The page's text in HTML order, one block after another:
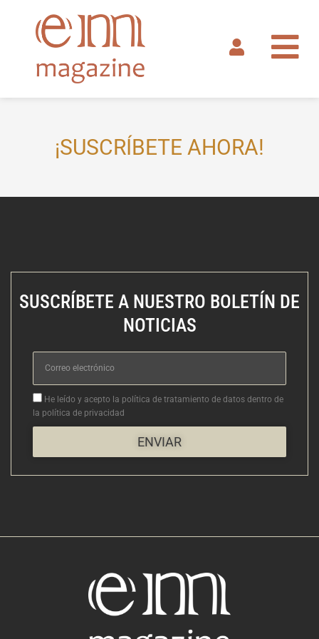
contenido
¡SUSCRÍBETE AHORA!
SUSCRÍBETE A NUESTRO BOLETÍN DE
NOTICIAS
Correo
electrónico
Aceptacion
He leído y acepto la política de tratamiento de datos dentro de
la política de privacidad
ENVIAR